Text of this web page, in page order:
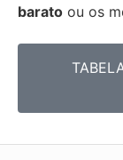
barato ou os